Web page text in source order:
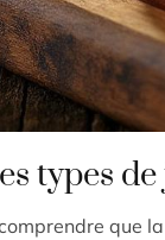
types
que